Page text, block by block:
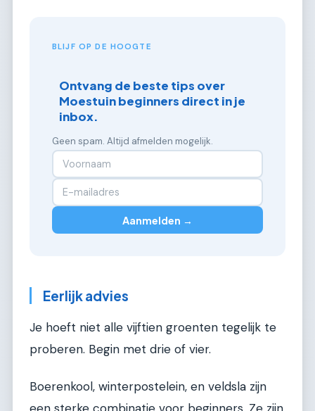
BLIJF OP DE HOOGTE
Ontvang de beste tips over
Moestuin beginners direct in je
inbox.
Geen spam. Altijd afmelden mogelijk.
Aanmelden →
Eerlijk advies
Je hoeft niet alle vijftien groenten tegelijk te
proberen. Begin met drie of vier.
Boerenkool, winterpostelein, en veldsla zijn